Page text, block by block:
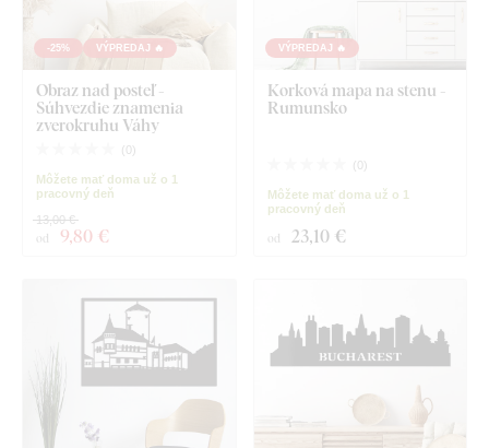
-25% VÝPREDAJ 🔥
Obraz nad posteľ -
Súhvezdie znamenia
zverokruhu Váhy
( 0 )
Môžete mať doma už o 1
pracovný deň
od 9,80 €
13,00 €
VÝPREDAJ 🔥
Korková mapa na stenu -
Rumunsko
( 0 )
Môžete mať doma už o 1
pracovný deň
od 23,10 €